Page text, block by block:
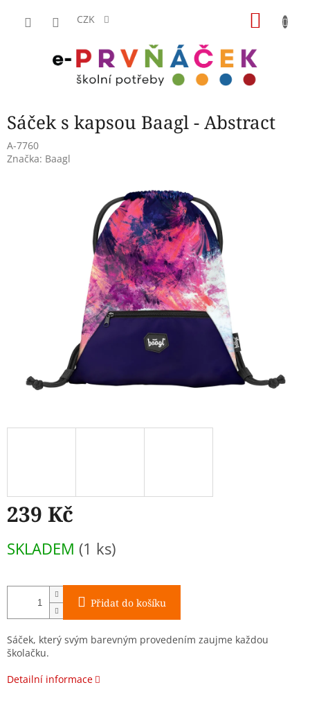
CZK
Sáček s kapsou Baagl - Abstract
A-7760
Značka: Baagl
239 Kč
cena:
SKLADEM (1 ks)
Přidat do košíku
Sáček, který svým barevným provedením zaujme každou
školačku.
Detailní informace